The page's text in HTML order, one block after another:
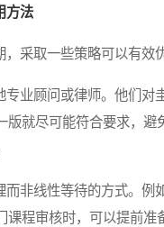
方法
取一些策略可以有效优
顾问或律师。他们对
版就尽可能符合要求，
非线性等待的方式。例
课程审核时，可以提前